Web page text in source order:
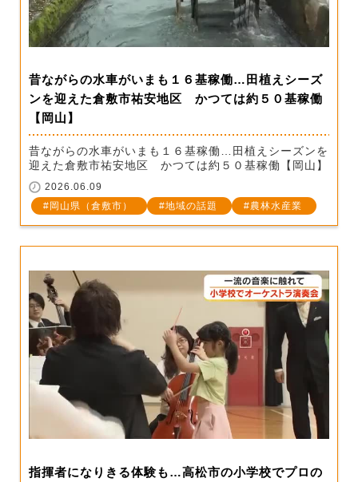
昔ながらの水車がいまも１６基稼働…田植えシーズ
ンを迎えた倉敷市祐安地区 かつては約５０基稼働
【岡山】
昔ながらの水車がいまも１６基稼働…田植えシーズンを
迎えた倉敷市祐安地区 かつては約５０基稼働【岡山】
2026.06.09
岡山県（倉敷市）
地域の話題 農林水産業
指揮者になりきる体験も…高松市の小学校でプロの